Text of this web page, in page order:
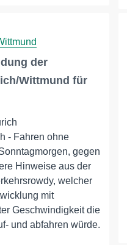
der
Wittmund für
- Fahren ohne
gegen
Hinweise aus der
welcher
mit
Geschwindigkeit die
und abfahren würde.